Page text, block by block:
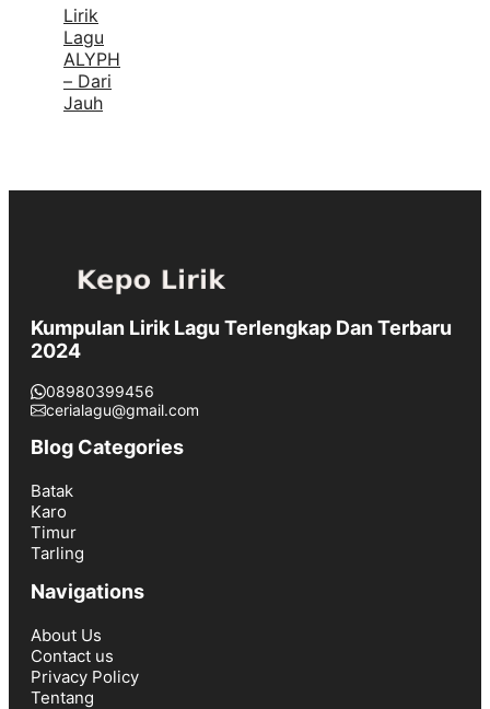
Lirik
Lagu
ALYPH
– Dari
Jauh
Kumpulan Lirik Lagu Terlengkap Dan Terbaru
2024
08980399456
cerialagu@gmail.com
Blog Categories
Batak
Karo
Timur
Tarling
Navigations
About Us
Contact us
Privacy Policy
Tentang